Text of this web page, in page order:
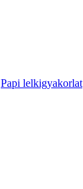
Papi lelkigyakorlat